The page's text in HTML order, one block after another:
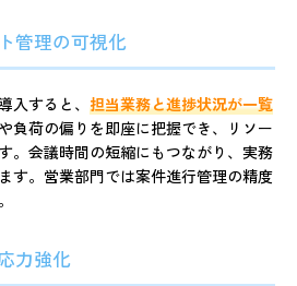
管理の可視化
入すると、 担当業務と進捗状況が一覧
負荷の偏りを即座に把握でき、リソー
。会議時間の短縮にもつながり、実務
す。営業部門では案件進行管理の精度
力強化